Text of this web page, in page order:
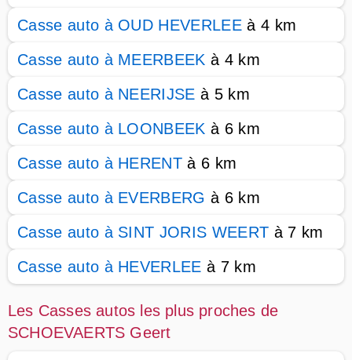
Casse auto à OUD HEVERLEE à 4 km
Casse auto à MEERBEEK à 4 km
Casse auto à NEERIJSE à 5 km
Casse auto à LOONBEEK à 6 km
Casse auto à HERENT à 6 km
Casse auto à EVERBERG à 6 km
Casse auto à SINT JORIS WEERT à 7 km
Casse auto à HEVERLEE à 7 km
Les Casses autos les plus proches de
SCHOEVAERTS Geert